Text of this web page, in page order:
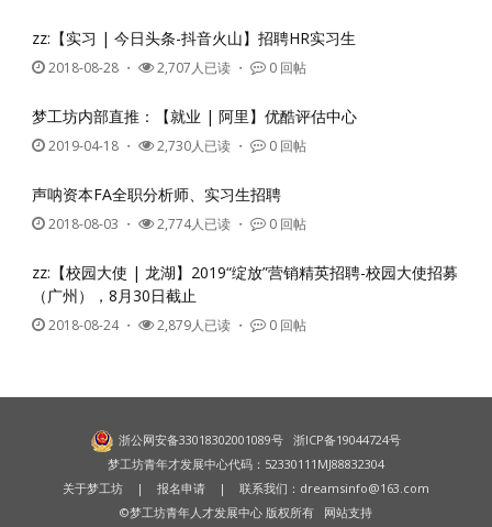
zz:【实习 | 今日头条-抖音火山】招聘HR实习生
2018-08-28 ・ 2,707人已读 ・ 0 回帖
梦工坊内部直推：【就业 | 阿里】优酷评估中心
2019-04-18 ・ 2,730人已读 ・ 0 回帖
声呐资本FA全职分析师、实习生招聘
2018-08-03 ・ 2,774人已读 ・ 0 回帖
zz:【校园大使 | 龙湖】2019“绽放”营销精英招聘-校园大使招募
（广州），8月30日截止
2018-08-24・ 2,879人已读 ・ 0 回帖
浙公网安备33018302001089号 浙ICP备19044724号
梦工坊青年才发展中心代码：52330111MJ88832304
关于梦工坊 | 报名申请 | 联系我们： dreamsinfo@163.com
©梦工坊青年人才发展中心 版权所有 网站支持